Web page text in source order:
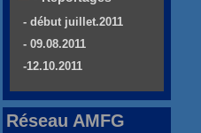
- début juillet.2011
- 09.08.2011
-12.10.2011
Réseau AMFG